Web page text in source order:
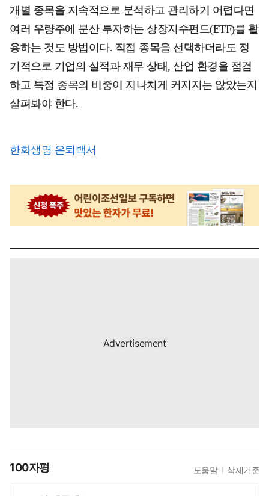
개별 종목을 지속적으로 분석하고 관리하기 어렵다면
여러 우량주에 분산 투자하는 상장지수펀드(ETF)를 활
용하는 것도 방법이다. 직접 종목을 선택하더라도 정
기적으로 기업의 실적과 재무 상태, 산업 환경을 점검
하고 특정 종목의 비중이 지나치게 커지지는 않았는지
살펴봐야 한다.
한화생명 은퇴백서
100자평 도움말 삭제기준